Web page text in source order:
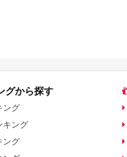
グから探す
ング
キング
ング